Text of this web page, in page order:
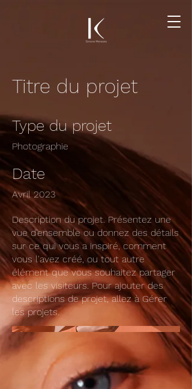
Titre du projet
Type du projet
Photographie
Date
Avril 2023
Description du projet. Présentez une
vue d'ensemble ou donnez des détails
sur ce qui vous a inspiré, comment
vous l'avez créé, ou tout autre
élément que vous souhaitez partager
avec les visiteurs. Pour ajouter des
descriptions de projet, allez à Gérer
les projets.